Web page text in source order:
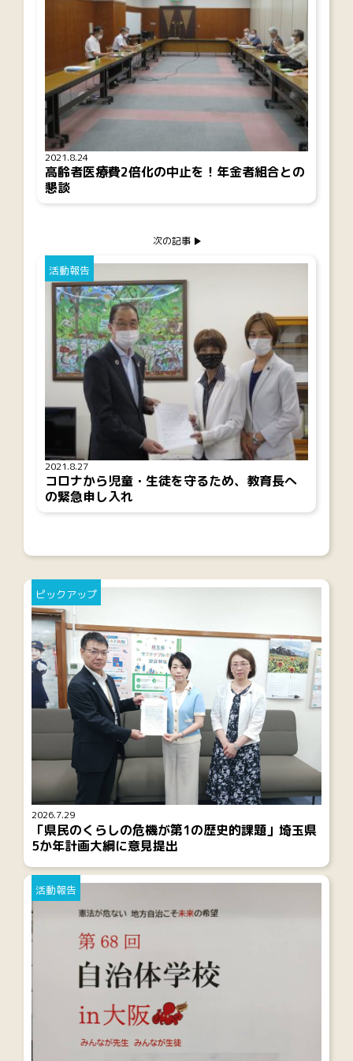
2021.8.24
高齢者医療費2倍化の中止を！年金者組合との
懇談
2021.8.27
活動報告
コロナから児童・生徒を守るため、教育長へ
の緊急申し入れ
次の記事
2026.7.29
ピックアップ
「県民のくらしの危機が第1の歴史的課題」埼玉県
5か年計画大綱に意見提出
活動報告